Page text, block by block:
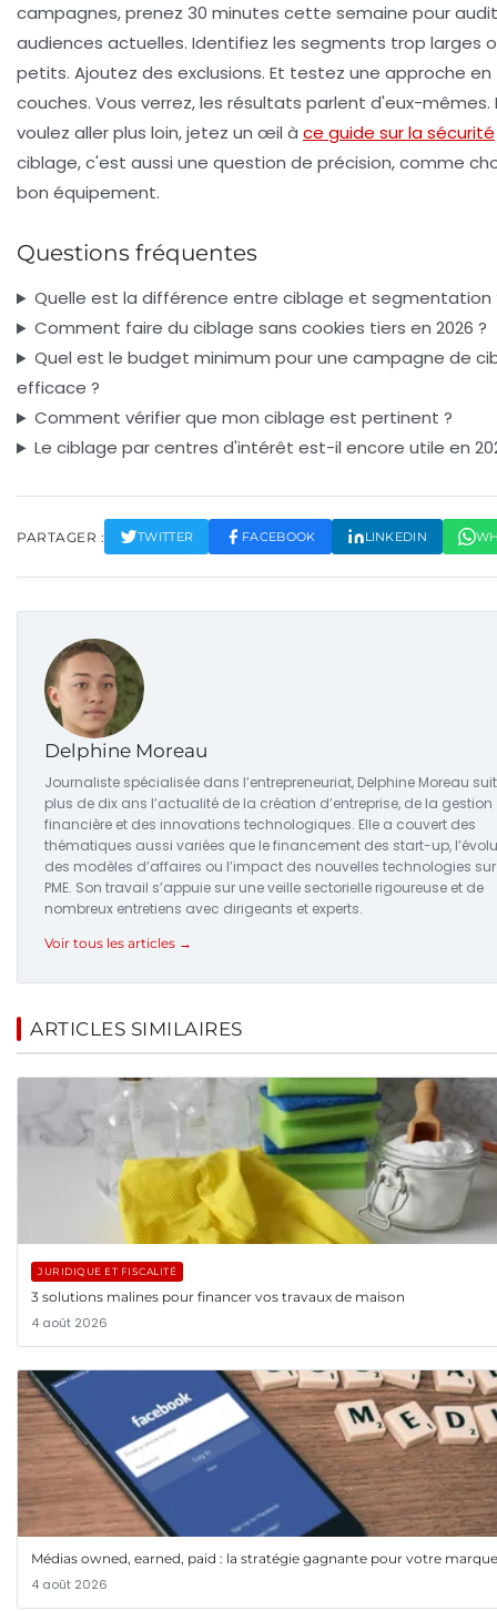
campagnes, prenez 30 minutes cette semaine pour
audiences actuelles. Identifiez les segments trop larges
petits. Ajoutez des exclusions. Et testez une approche en
couches. Vous verrez, les résultats parlent d'eux-mêmes.
voulez aller plus loin, jetez un œil à ce guide sur la sécurité
ciblage, c'est aussi une question de précision, comme
bon équipement.
Questions fréquentes
Quelle est la différence entre ciblage et segmentation
Comment faire du ciblage sans cookies tiers en 2026 ?
Quel est le budget minimum pour une campagne de
efficace ?
Comment vérifier que mon ciblage est pertinent ?
Le ciblage par centres d'intérêt est-il encore utile en
PARTAGER : TWITTER FACEBOOK LINKEDIN
Delphine Moreau
Journaliste spécialisée dans l’entrepreneuriat, Delphine Moreau
plus de dix ans l’actualité de la création d’entreprise, de la gestion
financière et des innovations technologiques. Elle a couvert des
thématiques aussi variées que le financement des start-up,
des modèles d’affaires ou l’impact des nouvelles technologies
PME. Son travail s’appuie sur une veille sectorielle rigoureuse et de
nombreux entretiens avec dirigeants et experts.
Voir tous les articles →
ARTICLES SIMILAIRES
JURIDIQUE ET FISCALITÉ
3 solutions malines pour financer vos travaux de maison
4 août 2026
Médias owned, earned, paid : la stratégie gagnante pour votre marque
4 août 2026